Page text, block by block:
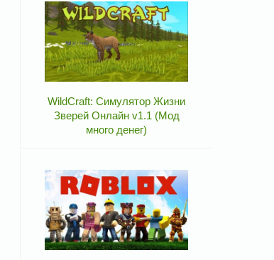
WildCraft: Симулятор Жизни
Зверей Онлайн v1.1 (Мод
много денег)